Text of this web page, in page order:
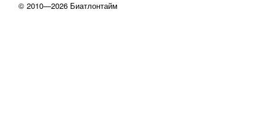
© 2010—2026 Биатлонтайм